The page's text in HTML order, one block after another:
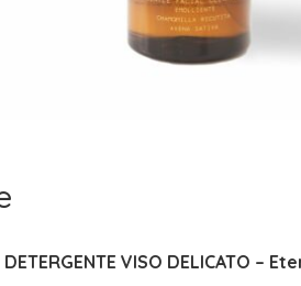
DETERGENTE VISO DELICATO –